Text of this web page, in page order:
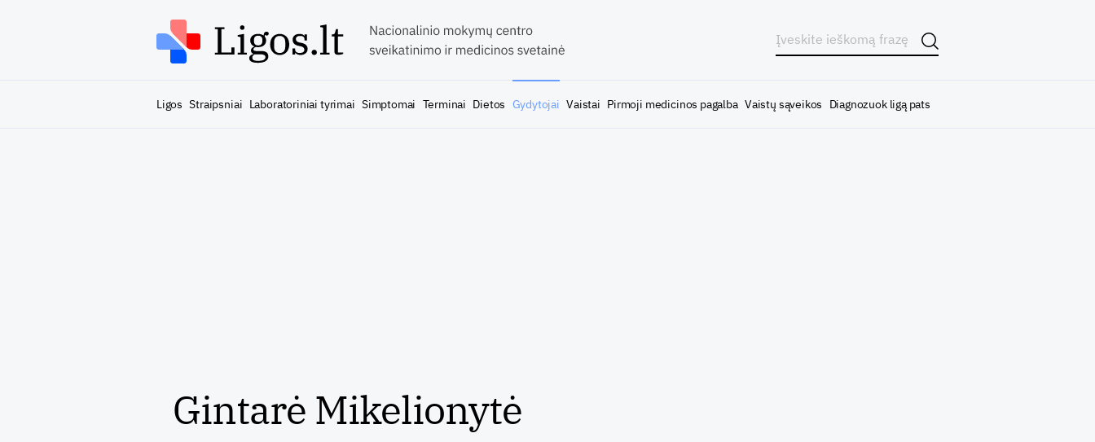
Ligos Straipsniai Laboratoriniai tyrimai Simptomai Terminai Dietos Gydytojai Vaistai Pirmoji medicinos pagalba Vaistų sąveikos Diagnozuok ligą pats
Gintarė Mikelionytė